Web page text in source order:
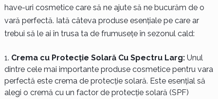
have-uri cosmetice care să ne ajute să ne bucurăm de o
vară perfectă. Iată câteva produse esențiale pe care ar
trebui să le ai în trusa ta de frumusețe în sezonul cald:
Crema cu Protecție Solară Cu Spectru Larg:Unul
dintre cele mai importante produse cosmetice pentru vara
perfectă este crema de protecție solară. Este esențial să
alegi o cremă cu un factor de protecție solară (SPF)